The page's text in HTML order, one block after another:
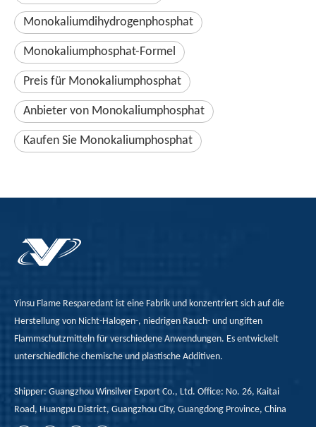
Monokaliumdihydrogenphosphat
Monokaliumphosphat-Formel
Preis für Monokaliumphosphat
Anbieter von Monokaliumphosphat
Kaufen Sie Monokaliumphosphat
Yinsu Flame Resparedant ist eine Fabrik und konzentriert sich auf die
Herstellung von Nicht-Halogen-, niedrigen Rauch- und ungiften
Flammschutzmitteln für verschiedene Anwendungen. Es entwickelt
unterschiedliche chemische und plastische Additiven.
Shipper: Guangzhou Winsilver Export Co., Ltd. Office: No. 26, Kaitai
Road, Huangpu District, Guangzhou City, Guangdong Province, China